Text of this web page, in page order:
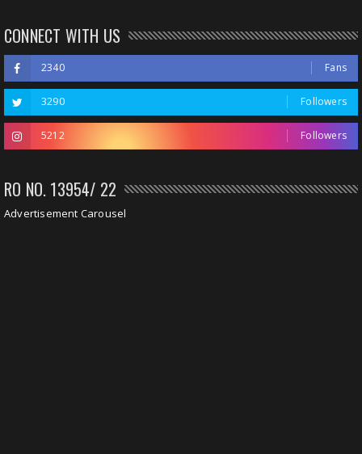
CONNECT WITH US
2340 Fans
3290 Followers
5212 Followers
RO NO. 13954/ 22
Advertisement Carousel